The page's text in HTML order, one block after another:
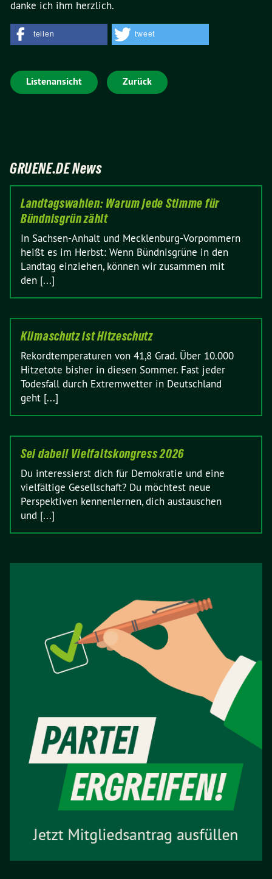
danke ich ihm herzlich.
teilen tweet
Listenansicht Zurück
GRUENE.DE News
Landtagswahlen: Warum jede Stimme für
Bündnisgrün zählt
In Sachsen-Anhalt und Mecklenburg-Vorpommern
heißt es im Herbst: Wenn Bündnisgrüne in den
Landtag einziehen, können wir zusammen mit
den [...]
Klimaschutz ist Hitzeschutz
Rekordtemperaturen von 41,8 Grad. Über 10.000
Hitzetote bisher in diesen Sommer. Fast jeder
Todesfall durch Extremwetter in Deutschland
geht [...]
Sei dabei! Vielfaltskongress 2026
Du interessierst dich für Demokratie und eine
vielfältige Gesellschaft? Du möchtest neue
Perspektiven kennenlernen, dich austauschen
und [...]